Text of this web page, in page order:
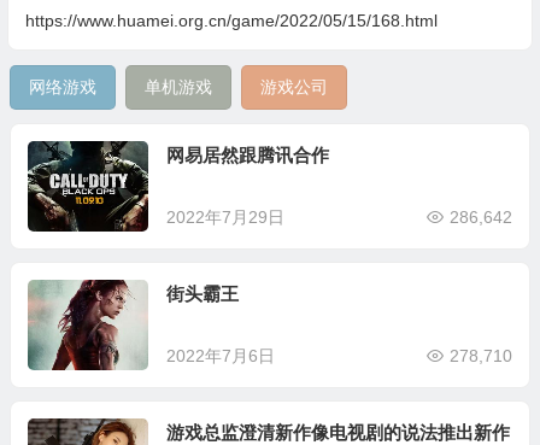
https://www.huamei.org.cn/game/2022/05/15/168.html
网络游戏 单机游戏 游戏公司
网易居然跟腾讯合作
2022年7月29日 286,642
街头霸王
2022年7月6日 278,710
游戏总监澄清新作像电视剧的说法推出新作